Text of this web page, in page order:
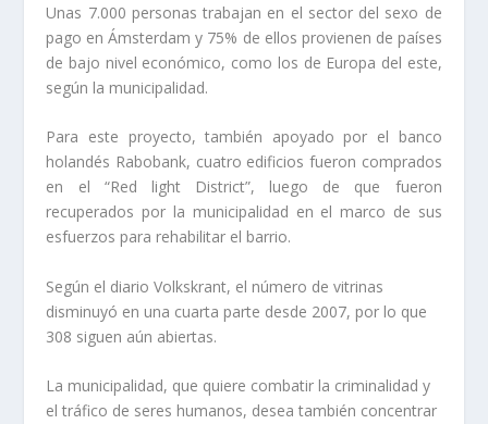
Unas 7.000 personas trabajan en el sector del sexo de
pago en Ámsterdam y 75% de ellos provienen de países
de bajo nivel económico, como los de Europa del este,
según la municipalidad.
Para este proyecto, también apoyado por el banco
holandés Rabobank, cuatro edificios fueron comprados
en el “Red light District”, luego de que fueron
recuperados por la municipalidad en el marco de sus
esfuerzos para rehabilitar el barrio.
Según el diario Volkskrant, el número de vitrinas
disminuyó en una cuarta parte desde 2007, por lo que
308 siguen aún abiertas.
La municipalidad, que quiere combatir la criminalidad y
el tráfico de seres humanos, desea también concentrar